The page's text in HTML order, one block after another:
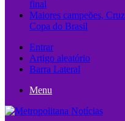
final
Maiores campeões,
Copa do Brasil
Entrar
Artigo aleatório
Barra Lateral
Menu